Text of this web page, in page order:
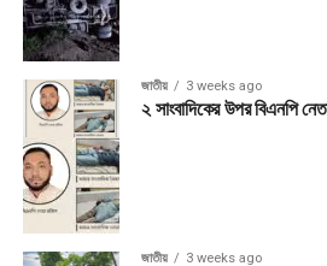
জাতীয় 3 weeks ago
২ সাংবাদিকের উপর বিএনপি
জাতীয় 3 weeks ago